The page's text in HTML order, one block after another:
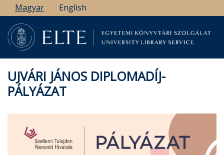
Ugrás
a
tartalomra
Magyar English
UJVÁRI JÁNOS DIPLOMADÍJ-
PÁLYÁZAT